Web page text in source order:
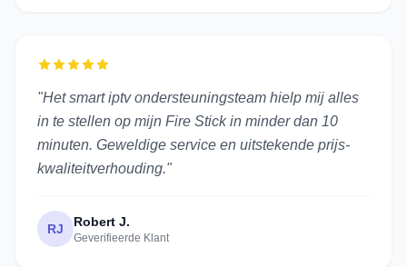
"Het smart iptv ondersteuningsteam hielp mij alles
in te stellen op mijn Fire Stick in minder dan 10
minuten. Geweldige service en uitstekende prijs-
kwaliteitverhouding."
RJ Robert J.
Geverifieerde Klant